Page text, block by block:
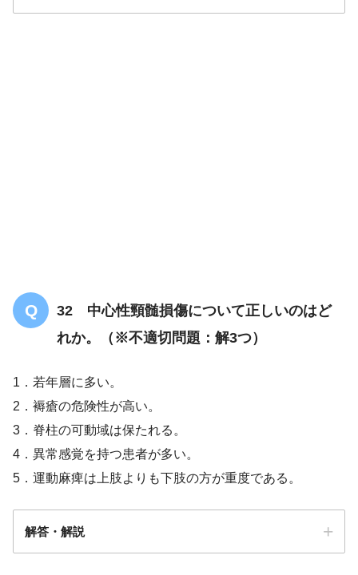
32 中心性頸髄損傷について正しいのはど
れか。（※不適切問題：解3つ）
1．若年層に多い。
2．褥瘡の危険性が高い。
3．脊柱の可動域は保たれる。
4．異常感覚を持つ患者が多い。
5．運動麻痺は上肢よりも下肢の方が重度である。
解答・解説